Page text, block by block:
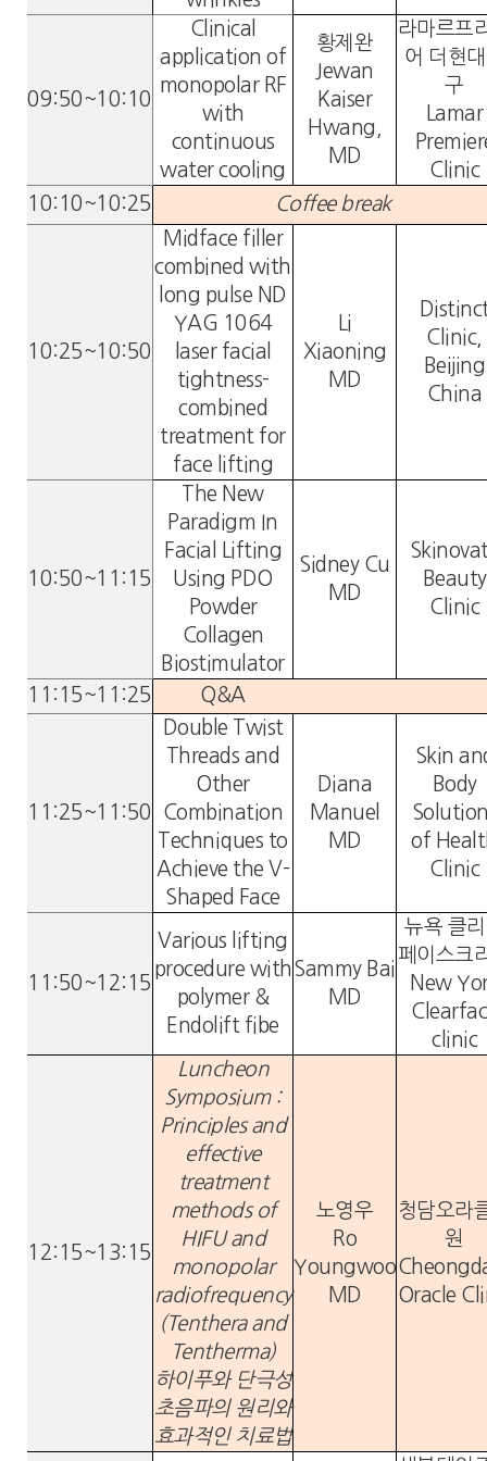
09:50~10:10
Clinical
application of
monopolar RF
with
continuous
water cooling
황제완
Jewan
Kaiser
Hwang,
MD
라마르프
어 더현
구
Lamar
Clinic
10:10~10:25
Coffee break
10:25~10:50
Midface filler
combined with
long pulse ND
YAG 1064
laser facial
tightness-
combined
treatment for
face lifting
Li
Xiaoning
MD
Clinic,
Beijing
China
10:50~11:15
The New
Paradigm In
Facial Lifting
Using PDO
Powder
Collagen
Biostimulator
Sidney Cu
MD
Beauty
Clinic
11:15~11:25 Q&A
11:25~11:50
Double Twist
Threads and
Other
Combination
Techniques to
Achieve the V-
Shaped Face
Diana
Manuel
MD
Skin
Body
of
Clinic
11:50~12:15
Various lifting
procedure with
polymer &
Endolift fibe
Sammy Bai
MD
뉴욕 클
페이스크
New
clinic
12:15~13:15
Luncheon
Symposium :
Principles and
effective
treatment
methods of
HIFU and
monopolar
radiofrequency
(Tenthera and
Tentherma)
하이푸와 단극성
초음파의 원리와
효과적인 치료법
노영우
Ro
Youngwoo
MD
청담오라
원
Oracle